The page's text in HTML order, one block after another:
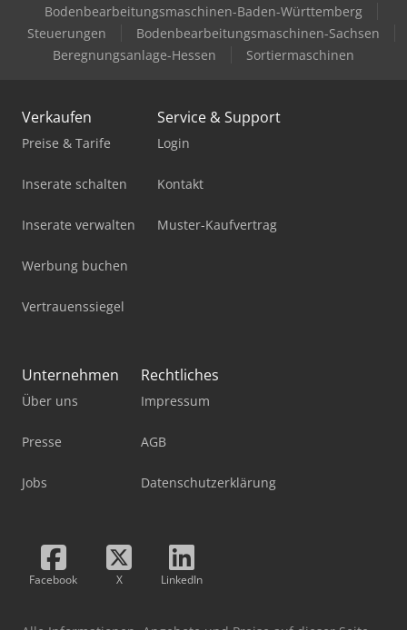
Bodenbearbeitungsmaschinen-Baden-Württemberg
Steuerungen
Bodenbearbeitungsmaschinen-Sachsen
Beregnungsanlage-Hessen
Sortiermaschinen
Verkaufen
Preise & Tarife
Inserate schalten
Inserate verwalten
Werbung buchen
Vertrauenssiegel
Service & Support
Login
Kontakt
Muster-Kaufvertrag
Unternehmen
Über uns
Presse
Jobs
Rechtliches
Impressum
AGB
Datenschutzerklärung
Facebook X LinkedIn